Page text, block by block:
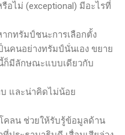
อไม่ (exceptional) มีอะไรที่
ากทรัมป์ชนะการเลือกตั้ง
นคนอย่างทรัมป์นั่นเอง ขยาย
ก็มีลักษณะแบบเดียวกับ
และน่าคิดไม่น้อย
น ช่วยให้รับรู้ข้อมูลด้าน